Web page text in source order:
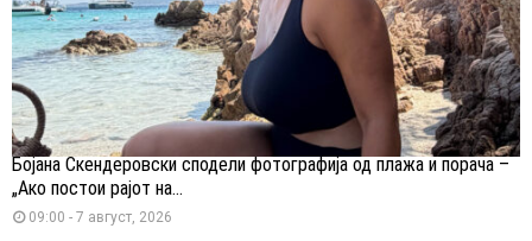
Бојана Скендеровски сподели фотографија од плажа и порача –
„Ако постои рајот на...
09:00 - 7 август, 2026